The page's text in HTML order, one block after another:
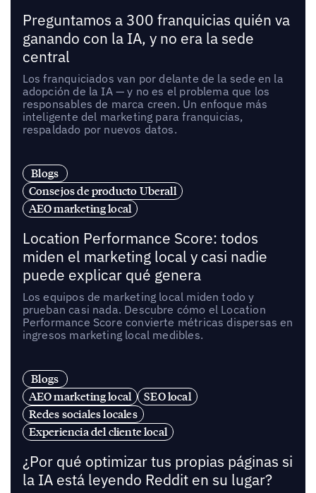
Preguntamos a 300 franquicias quién va
ganando con la IA, y no era la sede
central
Los franquiciados van por delante de la sede en la
adopción de la IA — y no es el problema que los
responsables de marca creen. Un enfoque más
inteligente del marketing para franquicias,
respaldado por nuevos datos.
Blogs
Consejos de producto Uberall
AEO marketing local
Location Performance Score: todos
miden el marketing local y casi nadie
puede explicar qué genera
Los equipos de marketing local miden todo y
prueban casi nada. Descubre cómo el Location
Performance Score convierte métricas dispersas en
ingresos marketing local medibles.
Blogs
AEO marketing local
SEO local
Redes sociales locales
Experiencia del cliente local
¿Por qué optimizar tus propias páginas si
la IA está leyendo Reddit en su lugar?